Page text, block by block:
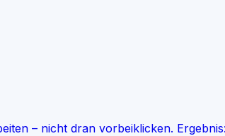
– nicht dran vorbeiklicken.